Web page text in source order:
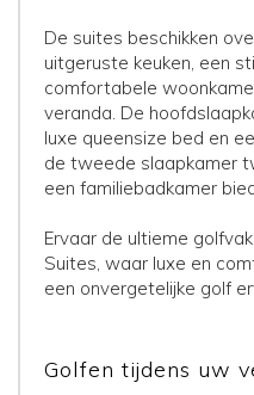
De suites beschikken
uitgeruste keuken, een
comfortabele
veranda. De
luxe queensize bed en
de tweede slaapkamer
een familiebadkamer
Ervaar de ultieme
Suites, waar luxe en
een onvergetelijke golf
Golfen tijdens uw